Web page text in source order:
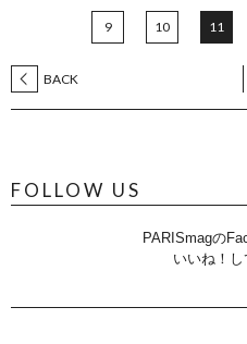
BACK
9 10 11
FOLLOW US
PARISmagの
いいね！